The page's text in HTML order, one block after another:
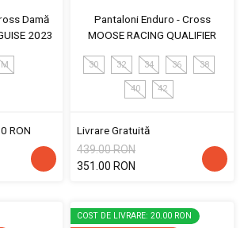
Damă
2023
M
RON
Pantaloni Enduro - Cross
MOOSE RACING QUALIFIER
30 32 34 36 38
40 42
Livrare Gratuită
439.00 RON
351.00 RON
COST DE LIVRARE: 20.00 RON